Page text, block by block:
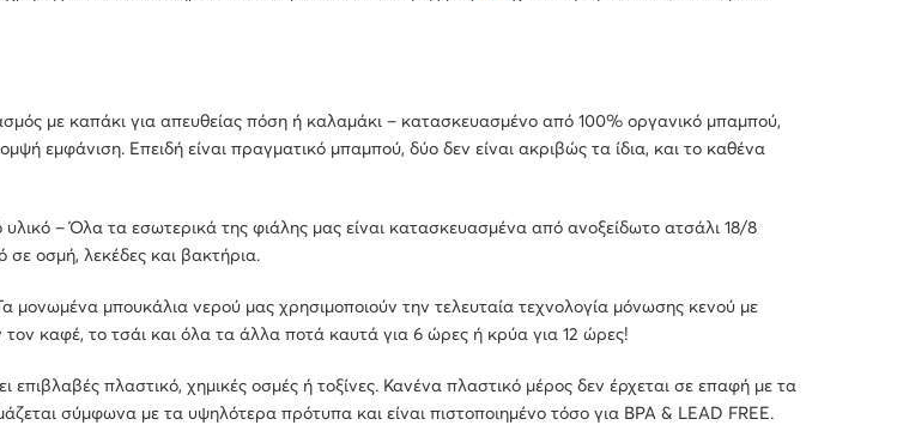
με καπάκι για απευθείας πόση ή καλαμάκι – κατασκευασμένο από 100% οργανικό μπαμπού,
εμφάνιση. Επειδή είναι πραγματικό μπαμπού, δύο δεν είναι ακριβώς τα ίδια, και το καθένα
υλικό – Όλα τα εσωτερικά της φιάλης μας είναι κατασκευασμένα από ανοξείδωτο ατσάλι 18/8
σε οσμή, λεκέδες και βακτήρια.
μονωμένα μπουκάλια νερού μας χρησιμοποιούν την τελευταία τεχνολογία μόνωσης κενού με
τον καφέ, το τσάι και όλα τα άλλα ποτά καυτά για 6 ώρες ή κρύα για 12 ώρες!
επιβλαβές πλαστικό, χημικές οσμές ή τοξίνες. Κανένα πλαστικό μέρος δεν έρχεται σε επαφή με τα
σύμφωνα με τα υψηλότερα πρότυπα και είναι πιστοποιημένο τόσο για BPA & LEAD FREE.